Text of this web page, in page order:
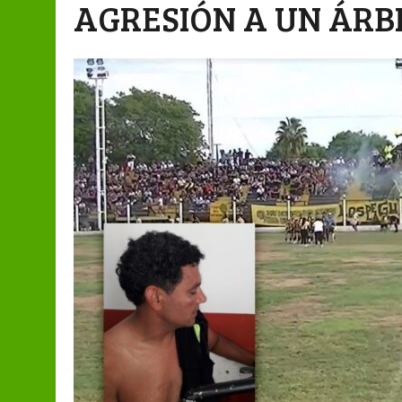
AGRESIÓN A UN